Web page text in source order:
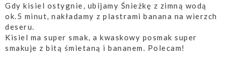
Gdy kisiel ostygnie, ubijamy Śnieżkę z zimną wodą
ok.5 minut, nakładamy z plastrami banana na wierzch
deseru.
Kisiel ma super smak, a kwaskowy posmak super
smakuje z bitą śmietaną i bananem. Polecam!